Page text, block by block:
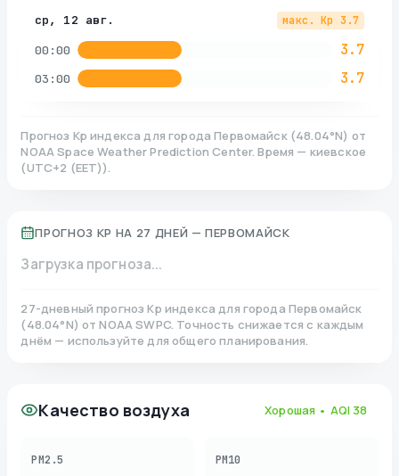
ср, 12 авг. макс. Kp 3.7
00:00 3.7
03:00 3.7
Прогноз Kp индекса для города Первомайск(48.04°N) от
NOAA Space Weather Prediction Center. Время — киевское
(UTC+2 (EET)).
ПРОГНОЗ KP НА 27 ДНЕЙ — ПЕРВОМАЙСК
Загрузка прогноза...
27-дневный прогноз Kp индекса для города Первомайск
(48.04°N)от NOAA SWPC. Точность снижается с каждым
днём — используйте для общего планирования.
Качество воздуха Хорошая • AQI 38
PM2.5 PM10